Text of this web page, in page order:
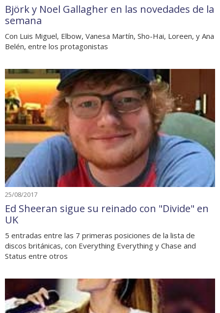
Björk y Noel Gallagher en las novedades de la
semana
Con Luis Miguel, Elbow, Vanesa Martín, Sho-Hai, Loreen, y Ana
Belén, entre los protagonistas
25/08/2017
Ed Sheeran sigue su reinado con "Divide" en
UK
5 entradas entre las 7 primeras posiciones de la lista de
discos británicas, con Everything Everything y Chase and
Status entre otros